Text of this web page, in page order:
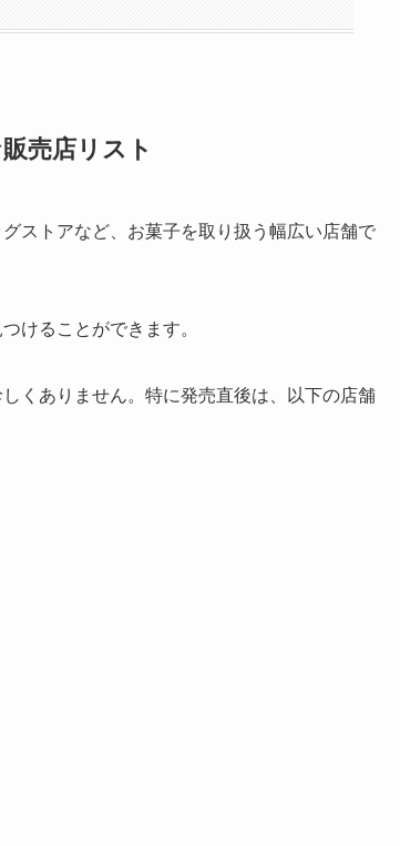
売店リスト
ストアなど、お菓子を取り扱う幅広い店舗で
けることができます。
くありません。特に発売直後は、以下の店舗